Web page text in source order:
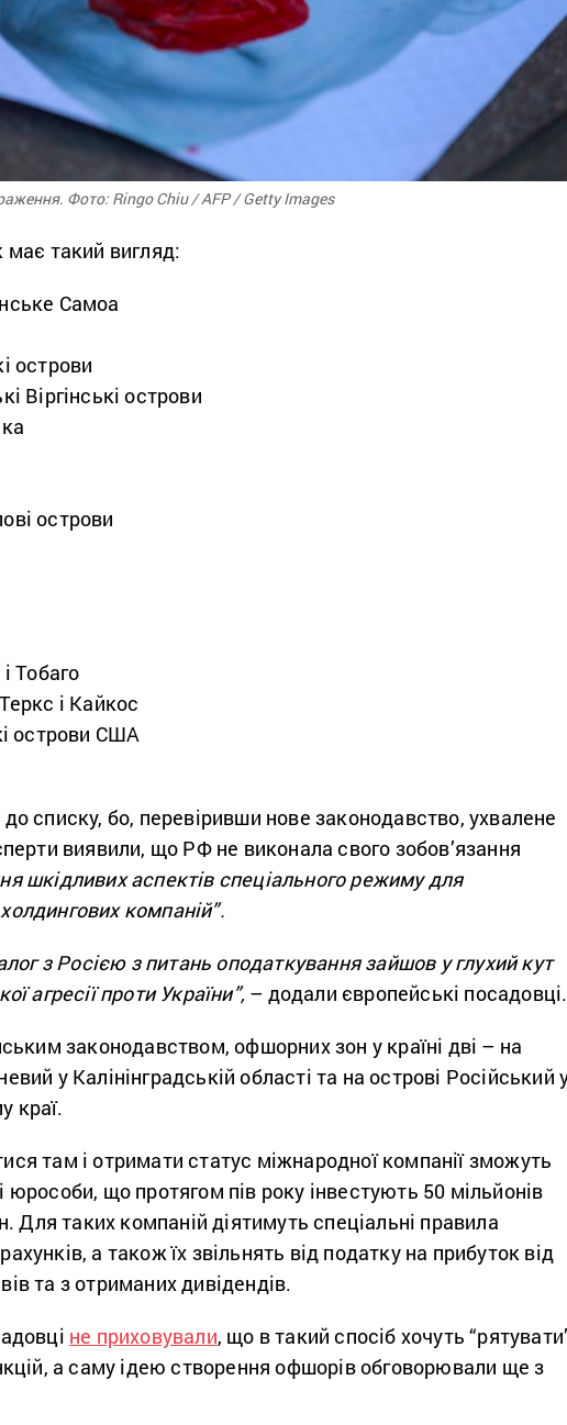
Фото: Ringo Chiu / AFP / Getty Images
має такий вигляд:
Самоа
острови
Віргінські острови
острови
Тобаго
і Кайкос
острови США
списку, бо, перевіривши нове законодавство, ухвалене
виявили, що РФ не виконала свого зобов’язання
шкідливих аспектів спеціального режиму для
компаній”.
з Росією з питань оподаткування зайшов у глухий кут
агресії проти України”, – додали європейські
законодавством, офшорних зон у країні дві – на
у Калінінградській області та на острові Російський
краї.
там і отримати статус міжнародної компанії зможуть
юрособи, що протягом пів року інвестують 50 мільйонів
Для таких компаній діятимуть спеціальні правила
а також їх звільнять від податку на прибуток від
та з отриманих дивідендів.
не приховували, що в такий спосіб хочуть
а саму ідею створення офшорів обговорювали ще з